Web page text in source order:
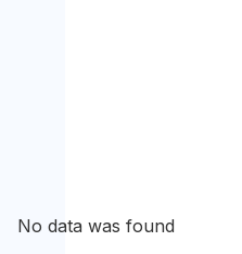
No data was found